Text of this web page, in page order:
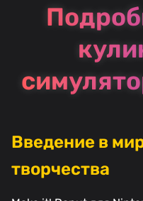
Введение в
творчества